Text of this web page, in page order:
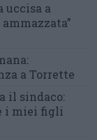
uccisa a
a Torrette
il sindaco:
i miei figli